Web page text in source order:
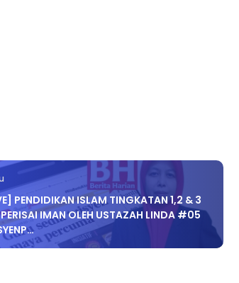
PENDIDIKAN ISLAM TINGKATAN 1,2 & 3
IMAN OLEH USTAZAH LINDA #05